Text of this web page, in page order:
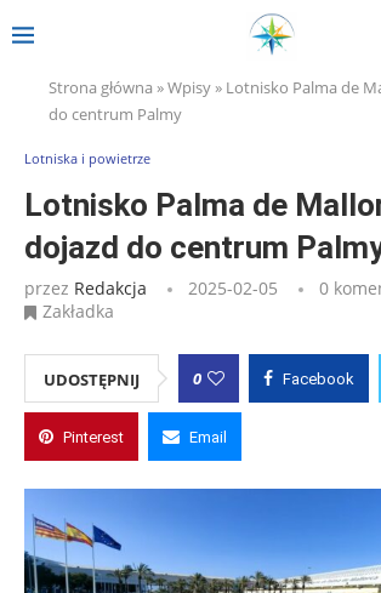
Strona główna »Wpisy» Lotnisko Palma de
do centrum Palmy
Lotniska i powietrze
Lotnisko Palma de
dojazd do centrum
przez Redakcja 2025-02-05
0
Zakładka
UDOSTĘPNIJ 0 Facebook
Pinterest Email